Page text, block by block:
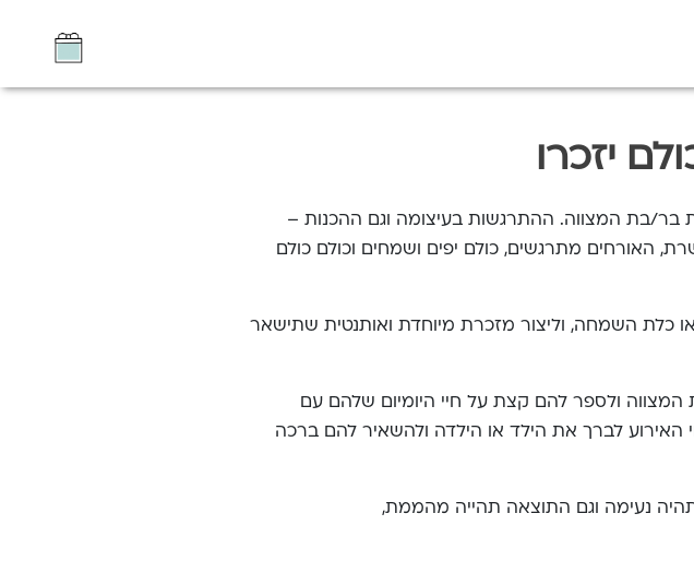
יזכרו
בר/בת המצווה. ההתרגשות בעיצומה וגם ההכנות –
מתרגשים, כולם יפים ושמחים וכולם כולם
כלת השמחה, וליצור מזכרת מיוחדת ואותנטית שתישאר
ולספר להם קצת על חיי היומיום שלהם עם
לברך את הילד או הילדה ולהשאיר להם ברכה
תהיה נעימה וגם התוצאה תהייה מהממת,